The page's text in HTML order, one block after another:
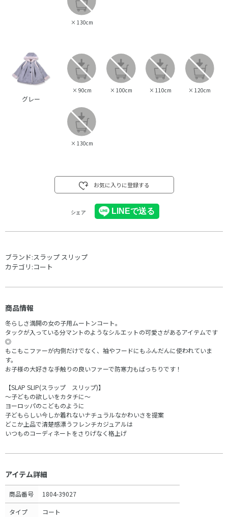
× 130cm
グレー
× 90cm × 100cm × 110cm × 120cm
× 130cm
お気に入りに登録する
シェア
ブランド:スラップ スリップ
カテゴリ:コート
商品情報
冬らしさ満開の女の子用ムートンコート。
タックが入っている分マントのようなシルエットの可愛さがあるアイテムです
◎
もこもこファーが内側だけでなく、袖やフードにもふんだんに使われていま
す。
お子様の大好きな手触りの良いファーで防寒力もばっちりです！
【SLAP SLIP(スラップ スリップ)】
～子どもの欲しいをカタチに～
ヨーロッパのこどものように
子どもらしい今しか着れないナチュラルなかわいさを提案
どこか上品で清楚感漂うフレンチカジュアルは
いつものコーディネートをさりげなく格上げ
アイテム詳細
商品番号 1804-39027
タイプ コート